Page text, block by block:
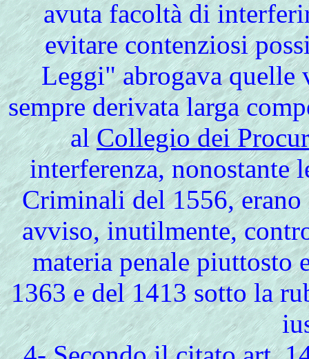
avuta facoltà di
evitare contenziosi
Leggi" abrogava quelle
sempre derivata larga
alCollegio dei
interferenza, nonostante
Criminali del 1556,
avviso, inutilmente,
materia penale piuttosto
1363 e del 1413 sotto la